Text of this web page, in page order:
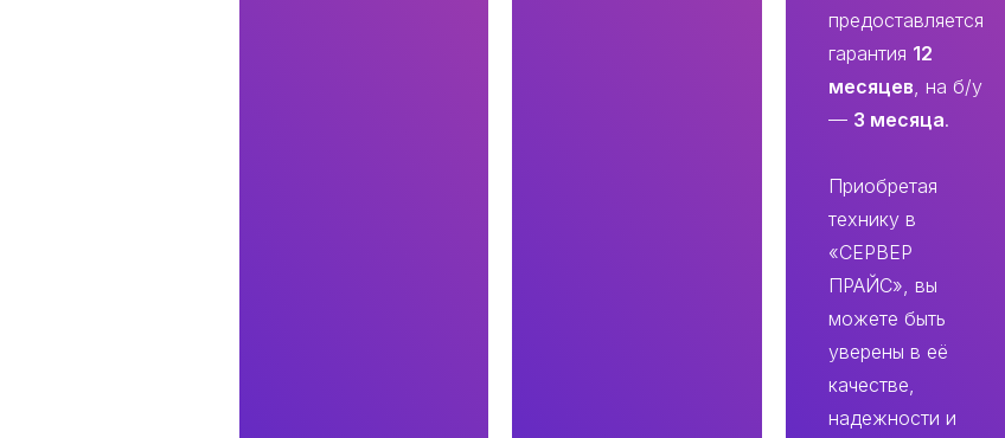
предоставляется
гарантия 12
месяцев, на б/у
— 3 месяца.
Приобретая
технику в
«СЕРВЕР
ПРАЙС», вы
можете быть
уверены в её
качестве,
надежности и